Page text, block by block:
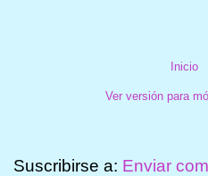
Inicio
Ver versión para
Suscribirse a: Enviar